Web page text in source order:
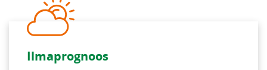
Ilmaprognoos